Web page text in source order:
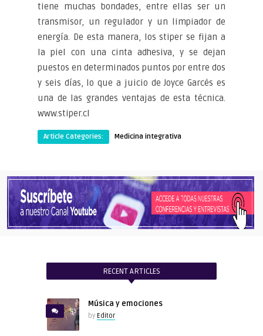
tiene muchas bondades, entre ellas ser un
transmisor, un regulador y un limpiador de
energía. De esta manera, los stiper se fijan a
la piel con una cinta adhesiva, y se dejan
puestos en determinados puntos por entre dos
y seis días, lo que a juicio de Joyce Garcés es
una de las grandes ventajas de esta técnica.
www.stiper.cl
Article Categories: Medicina integrativa
RECENT ARTICLES
Música y emociones
by Editor